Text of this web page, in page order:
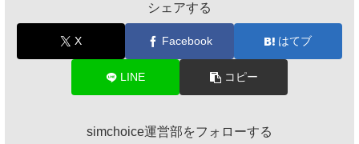
シェアする
X Facebook はてブ
LINE コピー
simchoice運営部をフォローする